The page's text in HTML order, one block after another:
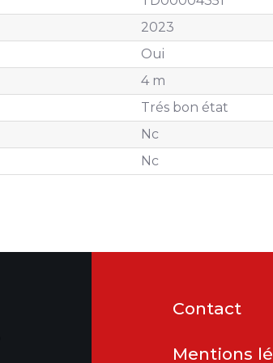
2023
Oui
4 m
Trés bon état
Nc
Nc
Contact
Mentions